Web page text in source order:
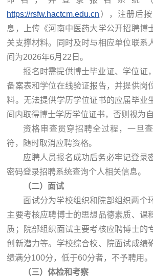
https://rsfw.hactcm.edu.cn ），注册后
息，上传《河南中医药大学公开招聘博
关支撑材料。同时及时与相应单位联系
间为2026年6月22日。
报名时需提供博士毕业证、学位证
备案表和学位在线验证报告，并提供岗
料。无法提供学历学位证书的应届毕业
间内取得博士学历学位证书，否则视为自
资格审查贯穿招聘全过程，一旦
符，随时取消应聘资格。
应聘人员报名成功后务必牢记登录
密码登录招聘系统查询个人相关信息。
（二）面试
面试分为学校组织和院部组织两个
主要考核应聘博士的思想品德素质、课
质；院部组织面试主要考核应聘博士的
创新潜力等。学校综合校、院面试成绩
绩满分100分，低于60分者，不予聘用。
（三）体检和考察